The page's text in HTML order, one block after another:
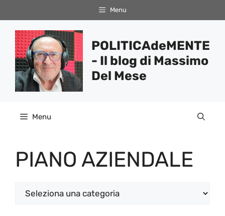
al
contenuto
Menu
POLITICAdeMENTE
- Il blog di Massimo
Del Mese
Menu
PIANO AZIENDALE
Categorie